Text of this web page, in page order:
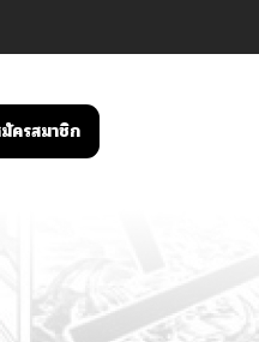
ครสมาชิก